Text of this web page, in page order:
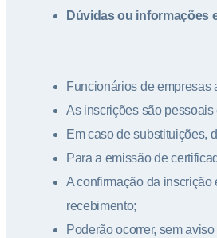
Dúvidas ou informações
Funcionários de empresas
As inscrições são
Em caso de substituições,
Para a emissão de
A confirmação da
recebimento;
Poderão ocorrer, sem